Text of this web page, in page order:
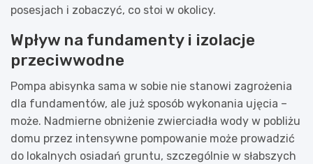
posesjach i zobaczyć, co stoi w okolicy.
Wpływ na fundamenty i izolacje
przeciwwodne
Pompa abisynka sama w sobie nie stanowi zagrożenia
dla fundamentów, ale już sposób wykonania ujęcia –
może. Nadmierne obniżenie zwierciadła wody w pobliżu
domu przez intensywne pompowanie może prowadzić
do lokalnych osiadań gruntu, szczególnie w słabszych